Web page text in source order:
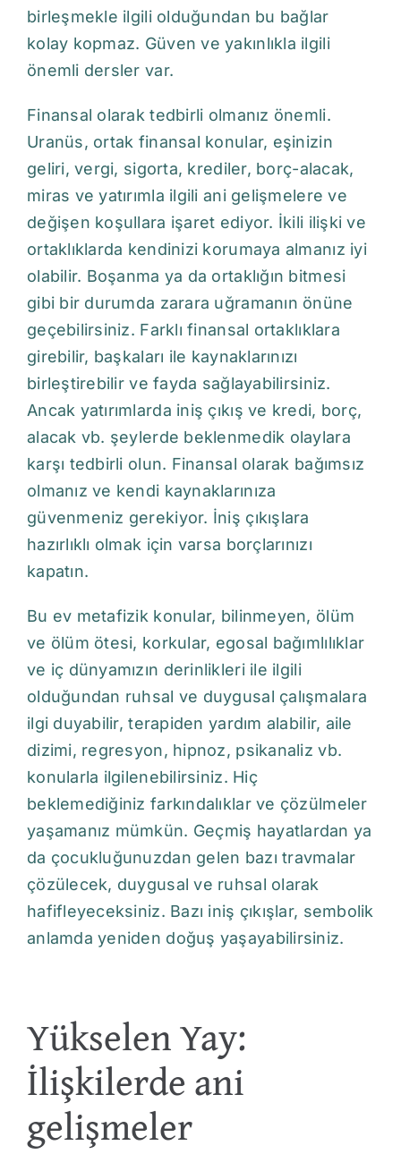
birleşmekle ilgili olduğundan bu bağlar
kolay kopmaz. Güven ve yakınlıkla ilgili
önemli dersler var.
Finansal olarak tedbirli olmanız önemli.
Uranüs, ortak finansal konular, eşinizin
geliri, vergi, sigorta, krediler, borç-alacak,
miras ve yatırımla ilgili ani gelişmelere ve
değişen koşullara işaret ediyor. İkili ilişki ve
ortaklıklarda kendinizi korumaya almanız iyi
olabilir. Boşanma ya da ortaklığın bitmesi
gibi bir durumda zarara uğramanın önüne
geçebilirsiniz. Farklı finansal ortaklıklara
girebilir, başkaları ile kaynaklarınızı
birleştirebilir ve fayda sağlayabilirsiniz.
Ancak yatırımlarda iniş çıkış ve kredi, borç,
alacak vb. şeylerde beklenmedik olaylara
karşı tedbirli olun. Finansal olarak bağımsız
olmanız ve kendi kaynaklarınıza
güvenmeniz gerekiyor. İniş çıkışlara
hazırlıklı olmak için varsa borçlarınızı
kapatın.
Bu ev metafizik konular, bilinmeyen, ölüm
ve ölüm ötesi, korkular, egosal bağımlılıklar
ve iç dünyamızın derinlikleri ile ilgili
olduğundan ruhsal ve duygusal çalışmalara
ilgi duyabilir, terapiden yardım alabilir, aile
dizimi, regresyon, hipnoz, psikanaliz vb.
konularla ilgilenebilirsiniz. Hiç
beklemediğiniz farkındalıklar ve çözülmeler
yaşamanız mümkün. Geçmiş hayatlardan ya
da çocukluğunuzdan gelen bazı travmalar
çözülecek, duygusal ve ruhsal olarak
hafifleyeceksiniz. Bazı iniş çıkışlar, sembolik
anlamda yeniden doğuş yaşayabilirsiniz.
Yükselen Yay:
İlişkilerde ani
gelişmeler